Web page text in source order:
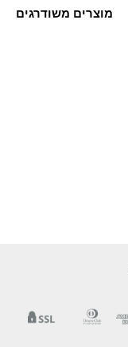
מוצרים משודרגים